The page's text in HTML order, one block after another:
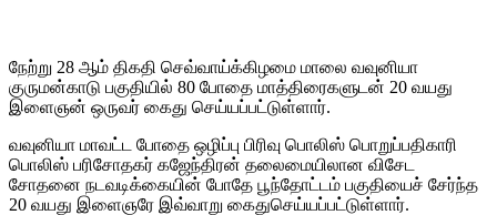
நேற்று 28 ஆம் திகதி செவ்வாய்க்கிழமை மாலை வவுனியா
குருமன்காடு பகுதியில் 80 போதை மாத்திரைகளுடன் 20 வயது
இளைஞன் ஒருவர் கைது செய்யப்பட்டுள்ளார்.
வவுனியா மாவட்ட போதை ஒழிப்பு பிரிவு பொலிஸ் பொறுப்பதிகாரி
பொலிஸ் பரிசோதகர் கஜேந்திரன் தலைமையிலான விசேட
சோதனை நடவடிக்கையின் போதே பூந்தோட்டம் பகுதியைச் சேர்ந்த
20 வயது இளைஞரே இவ்வாறு கைதுசெய்யப்பட்டுள்ளார்.